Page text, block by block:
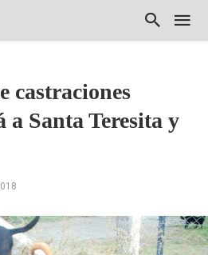
castraciones
a Santa Teresita y